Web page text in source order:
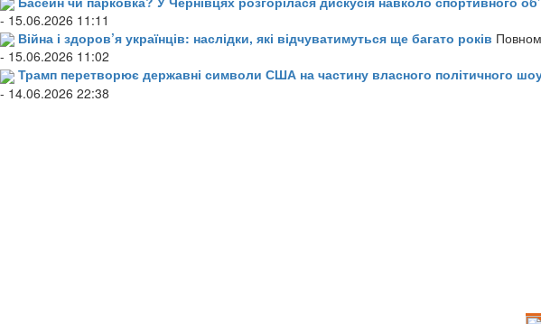
- 15.06.2026 11:11
Війна і здоров’я українців: наслідки, які відчуватимуться ще багато років
- 15.06.2026 11:02
Трамп перетворює державні символи США на частину власного політичного
- 14.06.2026 22:38